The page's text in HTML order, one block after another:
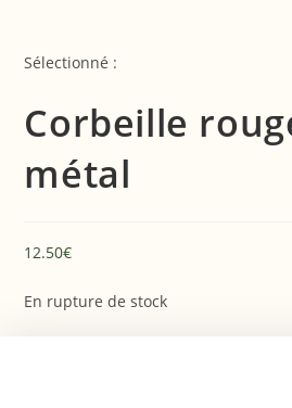
Sélectionné :
Corbeille
métal
12.50€
En rupture de stock